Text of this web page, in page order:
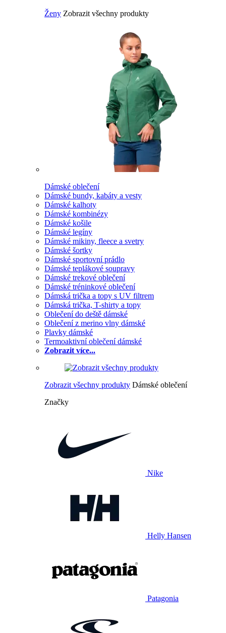
Ženy Zobrazit všechny produkty
Dámské oblečení
Dámské bundy, kabáty a vesty
Dámské kalhoty
Dámské kombinézy
Dámské košile
Dámské legíny
Dámské mikiny, fleece a svetry
Dámské šortky
Dámské sportovní prádlo
Dámské teplákové soupravy
Dámské trekové oblečení
Dámské tréninkové oblečení
Dámská trička a topy s UV filtrem
Dámská trička, T-shirty a topy
Oblečení do deště dámské
Oblečení z merino vlny dámské
Plavky dámské
Termoaktivní oblečení dámské
Zobrazit více...
Zobrazit všechny produkty Dámské oblečení
Značky
Nike
Helly Hansen
Patagonia